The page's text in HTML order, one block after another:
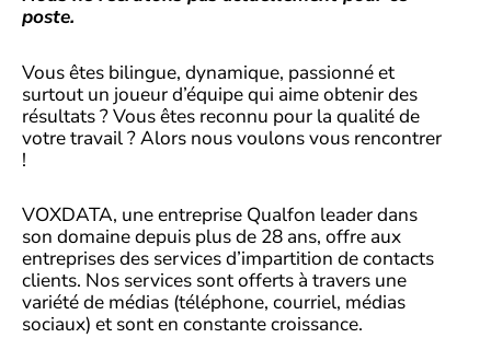
poste.
Vous êtes bilingue, dynamique, passionné et
surtout un joueur d’équipe qui aime obtenir des
résultats ? Vous êtes reconnu pour la qualité de
votre travail ? Alors nous voulons vous rencontrer
!
VOXDATA, une entreprise Qualfon leader dans
son domaine depuis plus de 28 ans, offre aux
entreprises des services d’impartition de contacts
clients. Nos services sont offerts à travers une
variété de médias (téléphone, courriel, médias
sociaux) et sont en constante croissance.